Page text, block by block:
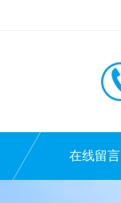
在线留言